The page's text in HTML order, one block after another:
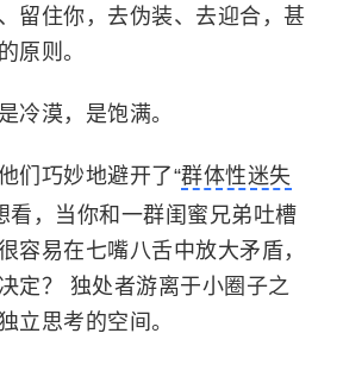
留住你，去伪装、去迎合，甚
原则。
冷漠，是饱满。
们巧妙地避开了“群体性迷失
看，当你和一群闺蜜兄弟吐槽
容易在七嘴八舌中放大矛盾，
定？ 独处者游离于小圈子之
立思考的空间。